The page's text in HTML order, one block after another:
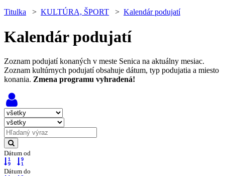
Titulka > KULTÚRA, ŠPORT > Kalendár podujatí
Kalendár podujatí
Zoznam podujatí konaných v meste Senica na aktuálny mesiac.
Zoznam kultúrnych podujatí obsahuje dátum, typ podujatia a miesto
konania. Zmena programu vyhradená!
Dátum od
Dátum do